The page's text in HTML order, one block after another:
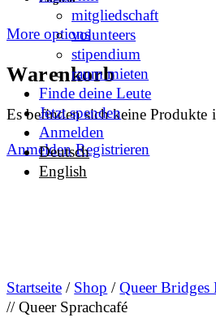
More options
Warenkorb
Es befinden sich keine Produkte
Anmelden Registrieren
mitgliedschaft
volunteers
stipendium
raum mieten
Finde deine Leute
Jetzt spenden
Anmelden
Deutsch
English
Startseite / Shop /Queer Bridges
// Queer Sprachcafé